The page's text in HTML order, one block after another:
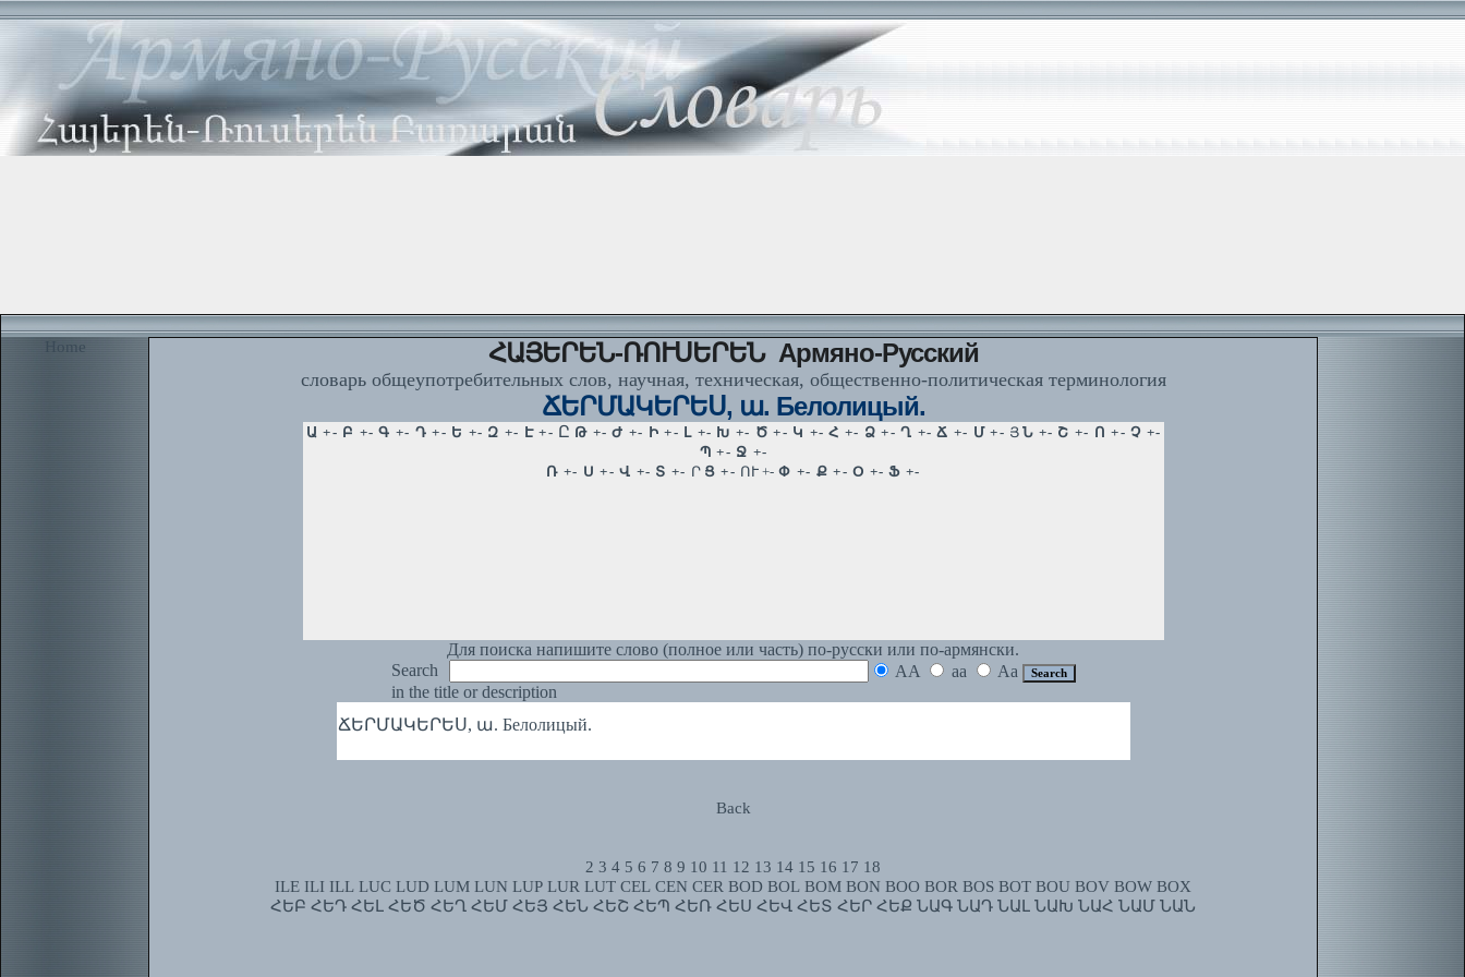
Home ՀԱՅԵՐԵՆ-ՌՈՒՍԵՐԵՆ Армяно-Русский
словарь общеупотребительных слов, научная, техническая, общественно-политическая терминология
ՃԵՐՄԱԿԵՐԵՍ, ա. Белолицый.
Для поиска напишите слово (полное или часть) по-русски или по-армянски.
Search
AA aa
Aa
in the title or description
ՃԵՐՄԱԿԵՐԵՍ, ա. Белолицый.
Back
2 3 4 5 6 7 8 9 10 11 12 13 14 15 16 17 18
ILE ILI ILL LUC LUD LUM LUN LUP LUR LUT CEL CEN CER BOD BOL BOM BON BOO BOR BOS BOT BOU BOV BOW BOX
ՀԵԲ ՀԵԴ ՀԵԼ ՀԵԾ ՀԵՂ ՀԵՄ ՀԵՅ ՀԵՆ ՀԵՇ ՀԵՊ ՀԵՌ ՀԵՍ ՀԵՎ ՀԵՏ ՀԵՐ ՀԵՔ ՆԱԳ ՆԱԴ ՆԱԼ ՆԱԽ ՆԱՀ ՆԱՄ ՆԱՆ